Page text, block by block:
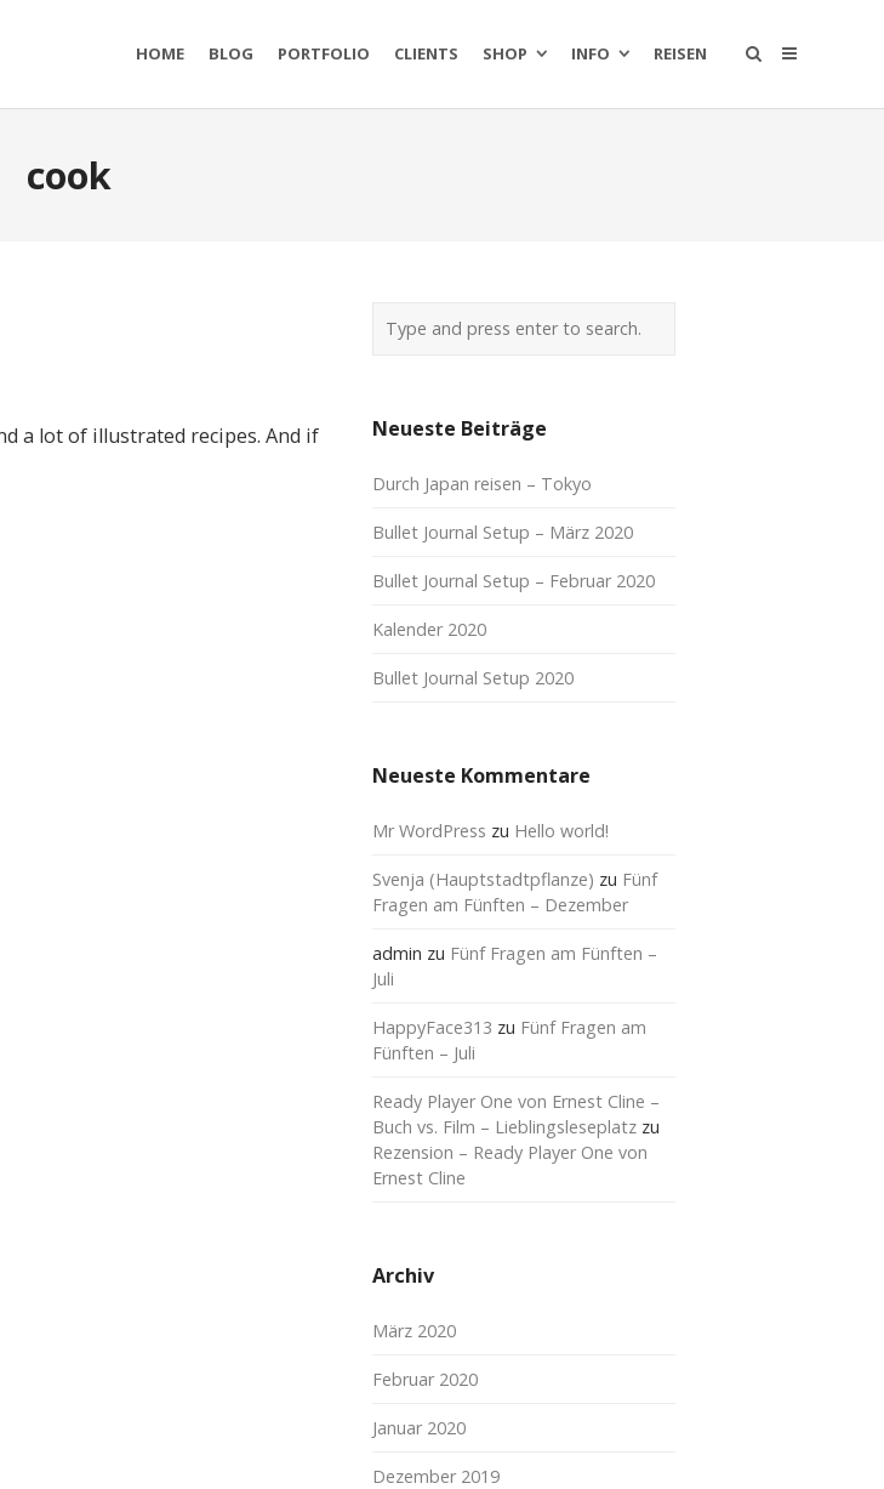
HOME BLOG PORTFOLIO CLIENTS SHOP INFO REISEN
cook
a lot of illustrated recipes. And if
Neueste Beiträge
Durch Japan reisen – Tokyo
Bullet Journal Setup – März 2020
Bullet Journal Setup – Februar 2020
Kalender 2020
Bullet Journal Setup 2020
Neueste Kommentare
Mr WordPress zu Hello world!
Svenja (Hauptstadtpflanze) zu Fünf
Fragen am Fünften – Dezember
admin zu Fünf Fragen am Fünften –
Juli
HappyFace313 zu Fünf Fragen am
Fünften – Juli
Ready Player One von Ernest Cline –
Buch vs. Film – Lieblingsleseplatz zu
Rezension – Ready Player One von
Ernest Cline
Archiv
März 2020
Februar 2020
Januar 2020
Dezember 2019